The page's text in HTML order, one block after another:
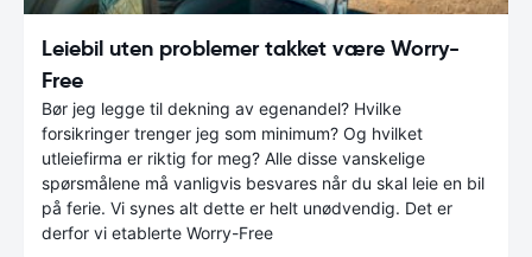
Leiebil uten problemer takket være Worry-
Free
Bør jeg legge til dekning av egenandel? Hvilke
forsikringer trenger jeg som minimum? Og hvilket
utleiefirma er riktig for meg? Alle disse vanskelige
spørsmålene må vanligvis besvares når du skal leie en bil
på ferie. Vi synes alt dette er helt unødvendig. Det er
derfor vi etablerte Worry-Free